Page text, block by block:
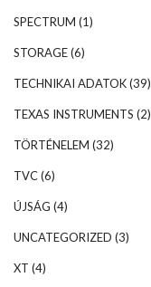
SPECTRUM (1)
STORAGE(6)
TECHNIKAI ADATOK(39)
TEXAS INSTRUMENTS (2)
TÖRTÉNELEM (32)
TVC(6)
ÚJSÁG (4)
UNCATEGORIZED (3)
XT (4)